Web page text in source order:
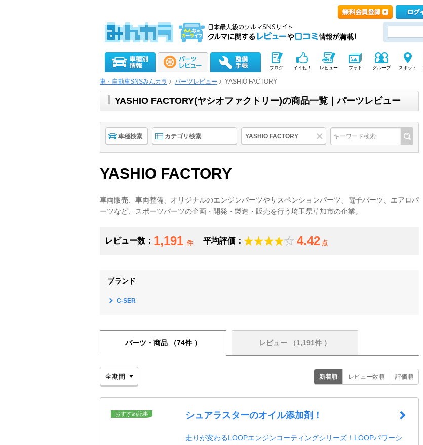
ブログ イイね！ レビュー フォト グループ スポット
車・自動車SNSみんカラ パーツレビュー YASHIO FACTORY
YASHIO FACTORY(ヤシオファクトリー)の商品一覧｜パーツレビュー
車種検索 カテゴリ検索 YASHIO FACTORY
YASHIO FACTORY
車両販売、車両整備、オリジナルのエンジンパーツやサスペンションパーツ、電子パーツ、エアロパ
ーツなど、スポーツパーツの企画・開発・製造・販売を行う埼玉県草加市の企業。
レビュー数： 1,191 件 平均評価： 4.42 点
ブランド
C-SER
パーツ・商品 （74件 ） レビュー （1,191件 ）
新着順 レビュー数順 評価順
おすすめ記事 シュアラスターのオイル添加剤！
走りが変わるLOOPエンジンコーティングシリーズ！LOOPパワーシ